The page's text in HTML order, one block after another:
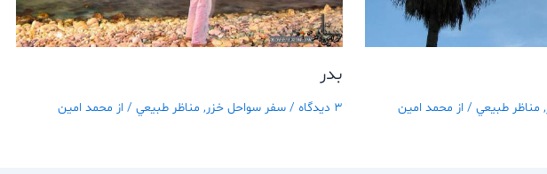
, مناظر طبيعي / از محمد امین
بدر
3 دیدگاه /سفر سواحل خزر, مناظر طبيعي / از محمد امین